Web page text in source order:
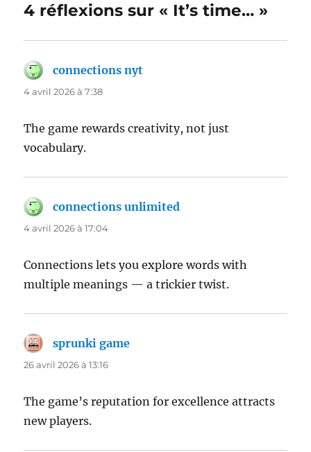
4 réflexions sur « It’s time… »
connections nyt
4 avril 2026 à 7:38
The game rewards creativity, not just
vocabulary.
connections unlimited
4 avril 2026 à 17:04
Connections lets you explore words with
multiple meanings — a trickier twist.
sprunki game
26 avril 2026 à 13:16
The game’s reputation for excellence attracts
new players.